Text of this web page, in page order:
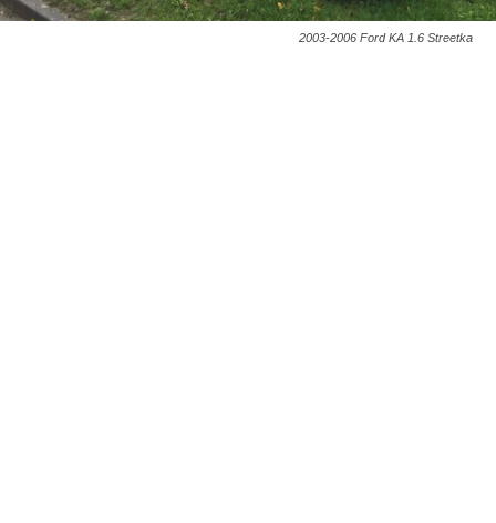
2003-2006 Ford KA 1.6 Streetka